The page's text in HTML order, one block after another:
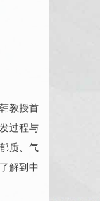
教授首
过程与
质、气
解到中